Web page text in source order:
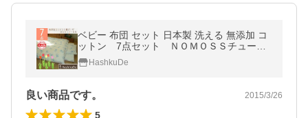
ベビー 布団 セット 日本製 洗える 無添加 コ
ットン 7点セット ＮＯＭＯＳＳチューリ
ップHashkuDe
良い商品です。 2015/3/26
5